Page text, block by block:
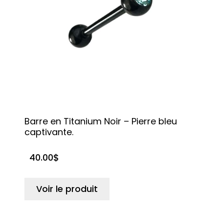
Barre en Titanium Noir – Pierre bleu
captivante.
40.00$
Voir le produit